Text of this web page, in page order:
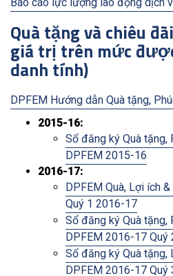
Báo cáo lực lượng lao động dịch
Quà tặng và chiêu
giá trị trên mức
danh tính)
DPFEM Hướng dẫn Quà tặng,
2015-16:
Sổ đăng ký Quà
DPFEM 2015-16
2016-17:
DPFEM Quà, Lợi ích
Quý 1 2016-17
Sổ đăng ký Quà tặng,
DPFEM 2016-17 Quý
Sổ đăng ký Quà tặng,
DPFEM 2016-17 Quý